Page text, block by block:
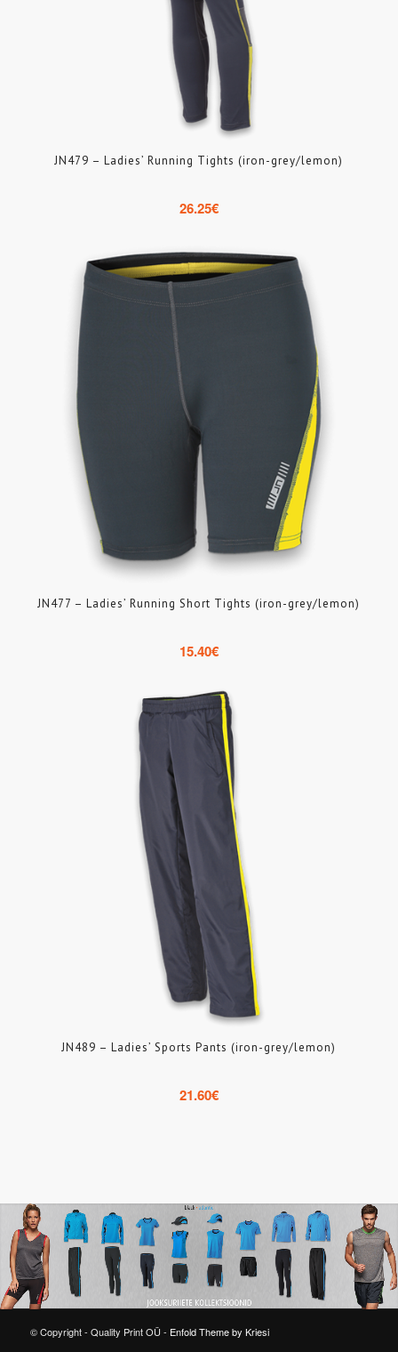
JN479 – Ladies’ Running Tights (iron-grey/lemon)
26.25€
JN477 – Ladies’ Running Short Tights (iron-grey/lemon)
15.40€
JN489 – Ladies’ Sports Pants (iron-grey/lemon)
21.60€
© Copyright - Quality Print OÜ - Enfold Theme by Kriesi